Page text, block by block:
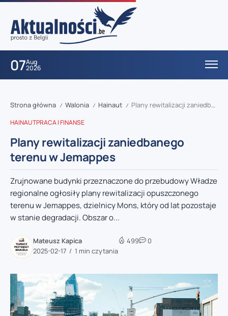
07Aug
2026
Strona główna / Walonia / Hainaut / Plany rewitalizacji zaniedbanego terenu w Jemappes
HAINAUTPRACA I FINANSE
Plany rewitalizacji zaniedbanego
terenu w Jemappes
Zrujnowane budynki przeznaczone do przebudowy Władze
regionalne ogłosiły plany rewitalizacji opuszczonego
terenu w Jemappes, dzielnicy Mons, który od lat pozostaje
w stanie degradacji. Obszar o...
Mateusz Kapica
2025-02-17
1 min czytania
499 0